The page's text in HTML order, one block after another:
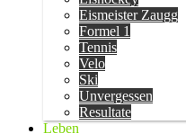
Eismeister Zaugg
Formel 1
Tennis
Velo
Ski
Unvergessen
Resultate
Leben